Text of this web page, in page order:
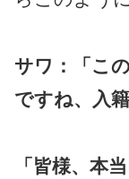
サワ：「こ
ですね、入
「皆様、本